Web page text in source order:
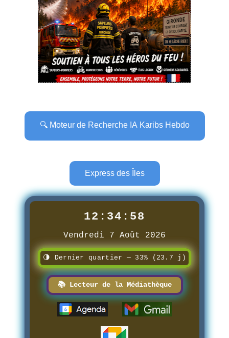
🔍 Moteur de Recherche IA Karibs Hebdo
Express des Îles
12:34:59
Vendredi 7 Août 2026
🌗 Dernier quartier — 33% (23.7 j)
📚 Lecteur de la Médiathèque